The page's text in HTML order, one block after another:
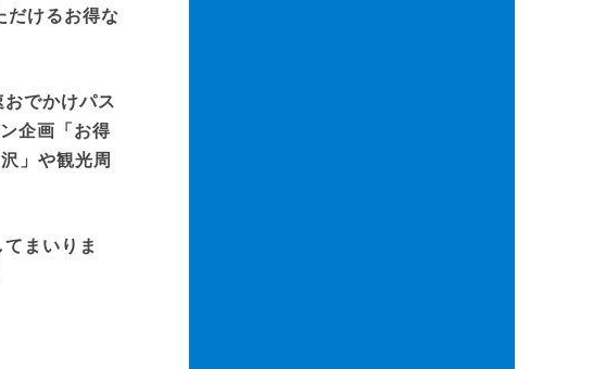
だけるお得な
でかけパス
企画「お得
」や観光周
まいりま